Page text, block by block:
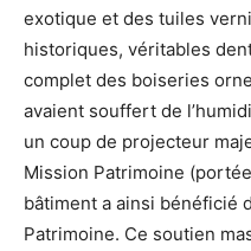
exotique et des tuiles
historiques, véritables
complet des boiseries
avaient souffert de
un coup de projecteur
Mission Patrimoine
bâtiment a ainsi bénéficié
Patrimoine. Ce soutien